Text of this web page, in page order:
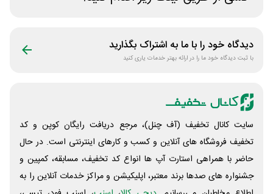
دیدگاه خود را با ما به اشتراک بگذارید
با ثبت دیدگاه خود ما را در ارائه بهتر خدمات یاری کنید
سایت کانال تخفیف (آف چنل)، مرجع دریافت رایگان کوپن و کد
تخفیف فروشگاه های آنلاین و کسب و‌ کارهای اینترنتی است. در حال
حاضر با همراهی استارت آپ ها انواع کد تخفیف، مسابقه، کمپین و
جشنواره های صدها برند معتبر، اپلیکیشن و مراکز خدمات آنلاین را به